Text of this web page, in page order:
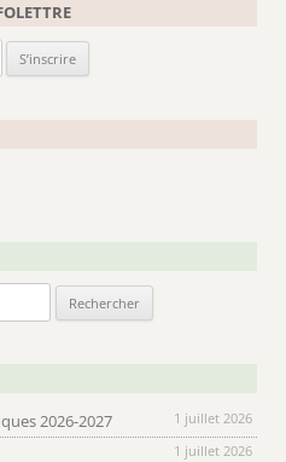
2026-2027
1 juillet 2026
1 juillet 2026